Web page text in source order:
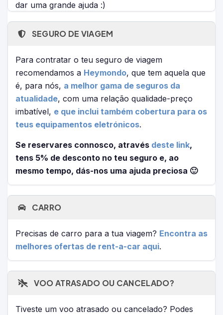
dar uma grande ajuda :)
SEGURO DE VIAGEM
Para contratar o teu seguro de viagem
recomendamos a Heymondo, que tem aquela que
é, para nós, a melhor gama de seguros da
atualidade, com uma relação qualidade-preço
imbatível, e que inclui também cobertura para os
teus equipamentos eletrónicos.
Se reservares connosco, através deste link,
tens 5% de desconto no teu seguro e, ao
mesmo tempo, dás-nos uma ajuda preciosa 🙂
CARRO
Precisas de carro para a tua viagem? Encontra as
melhores ofertas de rent-a-car aqui.
VOO ATRASADO OU CANCELADO?
Tiveste um voo atrasado ou cancelado? Podes